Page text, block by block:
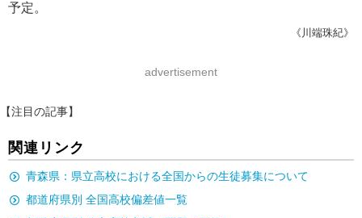
予定。
《川端珠紀》
advertisement
【注目の記事】
関連リンク
青森県：県立高校における全国からの生徒募集について
都道府県別 全国高校偏差値一覧